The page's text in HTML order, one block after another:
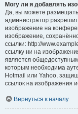
Могу ли я добавлять
Да, вы можете
администратор
изображение на
изображение,
ссылки: http://
ссылку ни на
является
которым необходима
Hotmail или Yahoo,
ссылок на изображения
Вернуться к началу